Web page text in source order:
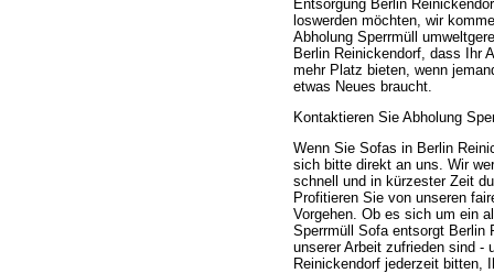
Entsorgung Berlin
loswerden möchten, wir
Abholung Sperrmüll
Berlin Reinickendorf, dass Ihr
mehr Platz bieten, wenn
etwas Neues braucht.
Kontaktieren Sie Abholung
Wenn Sie Sofas in Berlin
sich bitte direkt an uns. Wir
schnell und in kürzester Zeit
Profitieren Sie von unseren
Vorgehen. Ob es sich um ein
Sperrmüll Sofa entsorgt Berlin
unserer Arbeit zufrieden sind -
Reinickendorf jederzeit bitten,